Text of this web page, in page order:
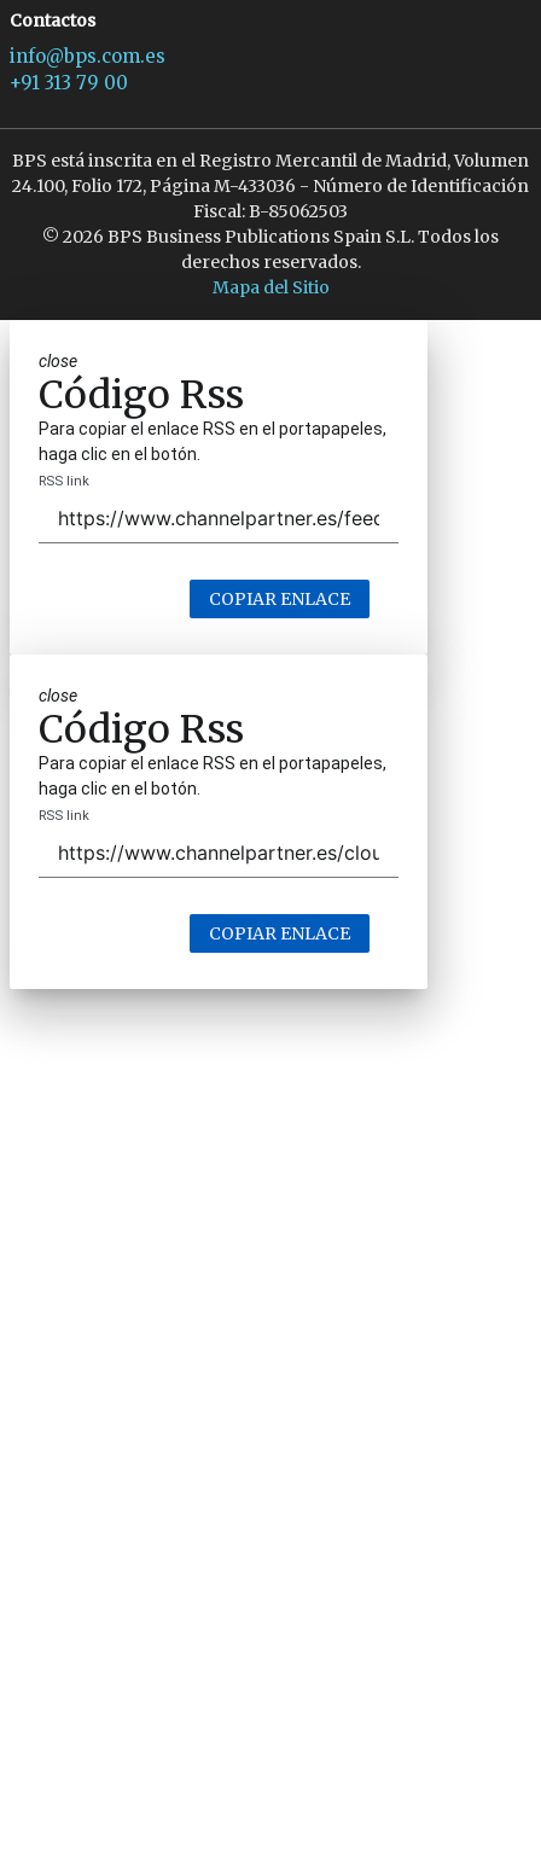
Contactos
info@bps.com.es
+91 313 79 00
BPS está inscrita en el Registro Mercantil de Madrid, Volumen
24.100, Folio 172, Página M-433036 - Número de Identificación
Fiscal: B-85062503
© 2026 BPS Business Publications Spain S.L. Todos los
derechos reservados.
Mapa del Sitio
close
Código Rss
Para copiar el enlace RSS en el portapapeles,
haga clic en el botón.
RSS link
COPIAR ENLACE
close
Código Rss
Para copiar el enlace RSS en el portapapeles,
haga clic en el botón.
RSS link
COPIAR ENLACE